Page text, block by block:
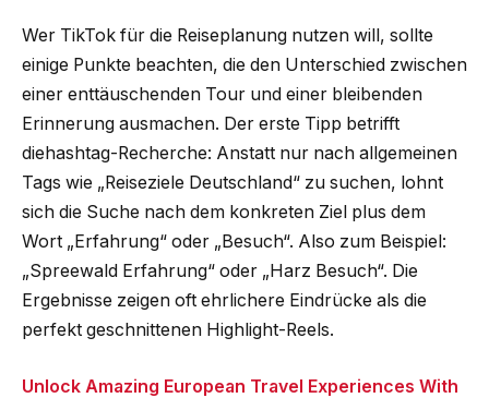
Wer TikTok für die Reiseplanung nutzen will, sollte
einige Punkte beachten, die den Unterschied zwischen
einer enttäuschenden Tour und einer bleibenden
Erinnerung ausmachen. Der erste Tipp betrifft
diehashtag-Recherche: Anstatt nur nach allgemeinen
Tags wie „Reiseziele Deutschland“ zu suchen, lohnt
sich die Suche nach dem konkreten Ziel plus dem
Wort „Erfahrung“ oder „Besuch“. Also zum Beispiel:
„Spreewald Erfahrung“ oder „Harz Besuch“. Die
Ergebnisse zeigen oft ehrlichere Eindrücke als die
perfekt geschnittenen Highlight-Reels.
Unlock Amazing European Travel Experiences With